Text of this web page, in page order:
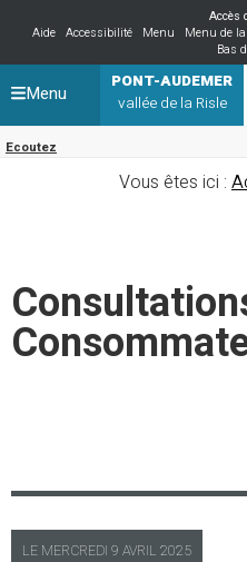
Accès
Aide
Accessibilité Menu Menu de
Bas
PONT-AUDEMER
vallée de la Risle
Ecoutez
Menu
Vous êtes ici :
LE MERCREDI 9 AVRIL 2025